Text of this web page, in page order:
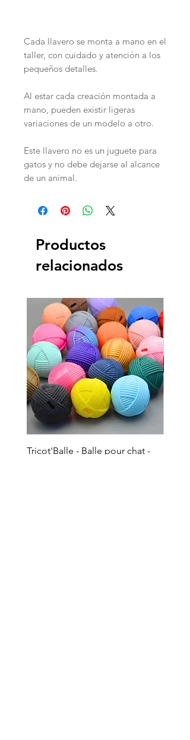
Cada llavero se monta a mano en el
taller, con cuidado y atención a los
pequeños detalles.
Al estar cada creación montada a
mano, pueden existir ligeras
variaciones de un modelo a otro.
Este llavero no es un juguete para
gatos y no debe dejarse al alcance
de un animal.
Productos
relacionados
Tricot'Balle - Balle pour chat -